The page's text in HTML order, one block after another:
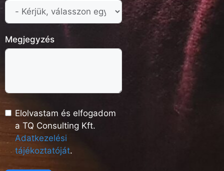
Megjegyzés
Elolvastam és elfogadom
a TQ Consulting Kft.
Adatkezelési
tájékoztatóját.